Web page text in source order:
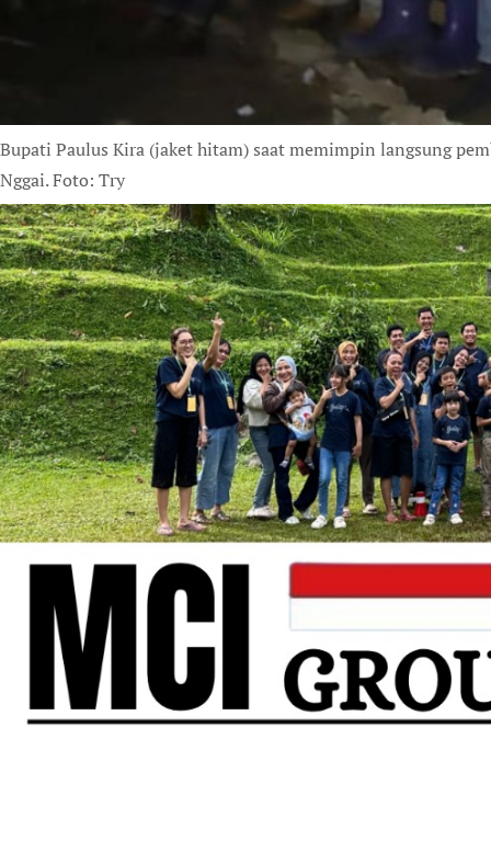
Bupati Paulus Kira (jaket hitam) saat memimpin langsung
Nggai. Foto: Try